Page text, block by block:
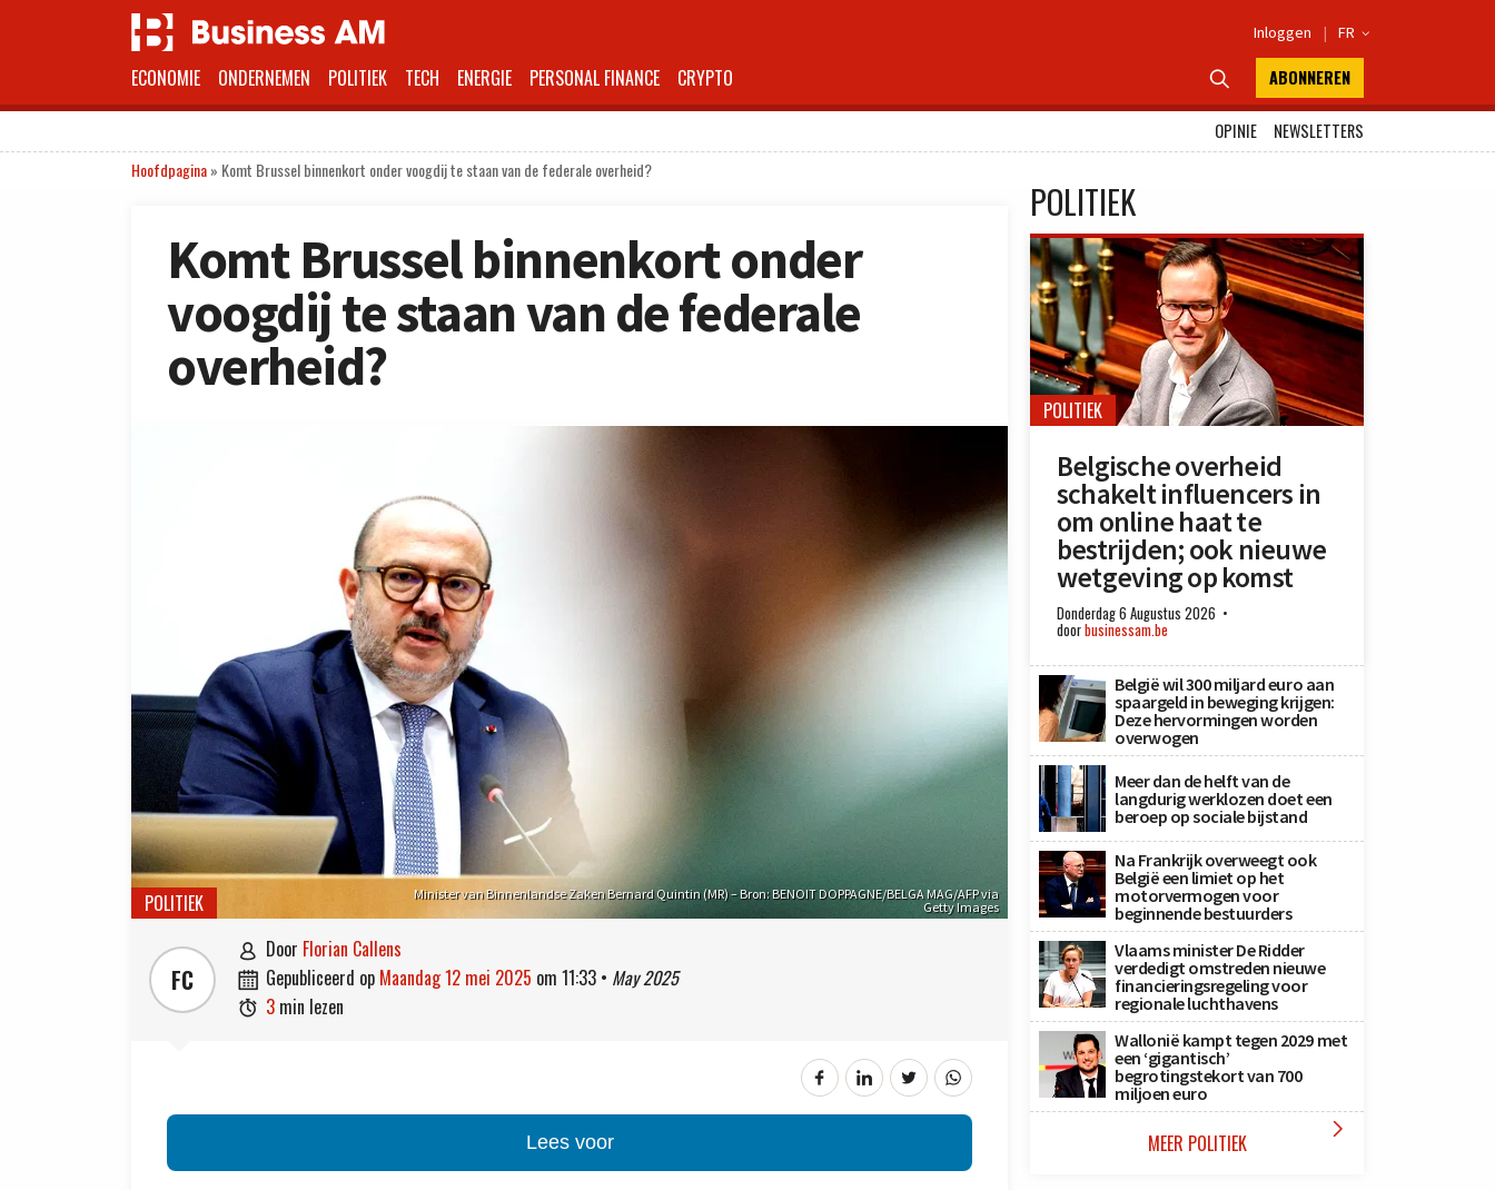
Inloggen | FR 
ECONOMIE ONDERNEMEN POLITIEK TECH ENERGIE PERSONAL FINANCE CRYPTO  ABONNEREN
OPINIE
NEWSLETTERS
Hoofdpagina» Komt Brussel binnenkort onder voogdij te staan van de federale overheid?
Komt Brussel binnenkort onder
voogdij te staan van de federale
overheid?
Minister van Binnenlandse Zaken Bernard Quintin (MR) – Bron: BENOIT DOPPAGNE/BELGA MAG/AFP via
Getty Images
POLITIEK
FC
 door Florian Callens
 gepubliceerd op maandag 12 mei 2025 om 11:33 • May 2025
 3 min lezen
Lees voor
POLITIEK
POLITIEK
Belgische overheid
schakelt influencers in
om online haat te
bestrijden; ook nieuwe
wetgeving op komst
Donderdag 6 Augustus 2026
doorbusinessam.be
België wil 300 miljard euro aan
spaargeld in beweging krijgen:
Deze hervormingen worden
overwogen
Meer dan de helft van de
langdurig werklozen doet een
beroep op sociale bijstand
Na Frankrijk overweegt ook
België een limiet op het
motorvermogen voor
beginnende bestuurders
Vlaams minister De Ridder
verdedigt omstreden nieuwe
financieringsregeling voor
regionale luchthavens
Wallonië kampt tegen 2029 met
een ‘gigantisch’
begrotingstekort van 700
miljoen euro
MEER POLITIEK 